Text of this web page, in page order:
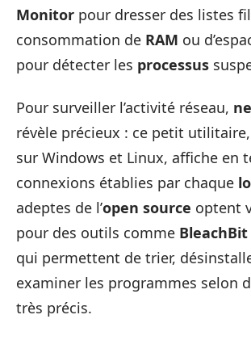
Monitor pour dresser des listes
consommation de RAM ou
pour détecter les processus
Pour surveiller l’activité réseau,
révèle précieux : ce petit
sur Windows et Linux, affiche en
connexions établies par chaque
adeptes de l’open source optent
pour des outils comme BleachBit
qui permettent de trier,
examiner les programmes selon
très précis.